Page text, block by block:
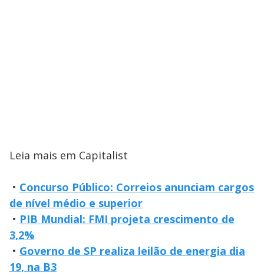
Leia mais em Capitalist
• Concurso Público: Correios anunciam cargos
de nível médio e superior
• PIB Mundial: FMI projeta crescimento de
3,2%
• Governo de SP realiza leilão de energia dia
19, na B3